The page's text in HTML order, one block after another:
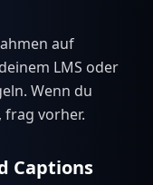
auf
LMS oder
Wenn du
frag vorher.
Captions